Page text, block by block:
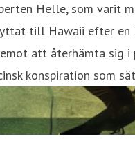
Helle, som varit
till Hawaii efter en
att återhämta sig i
konspiration som